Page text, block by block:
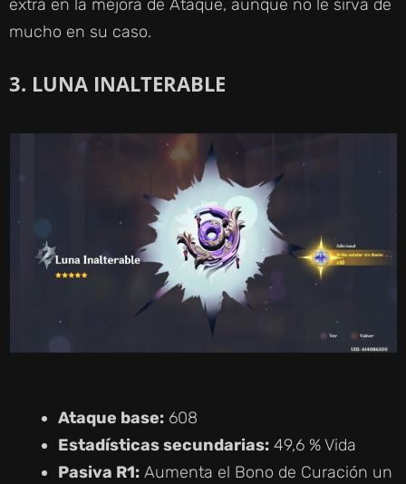
extra en la mejora de Ataque, aunque no le sirva de
mucho en su caso.
3. LUNA INALTERABLE
Ataque base: 608
Estadísticas secundarias: 49,6 % Vida
Pasiva R1: Aumenta el Bono de Curación un